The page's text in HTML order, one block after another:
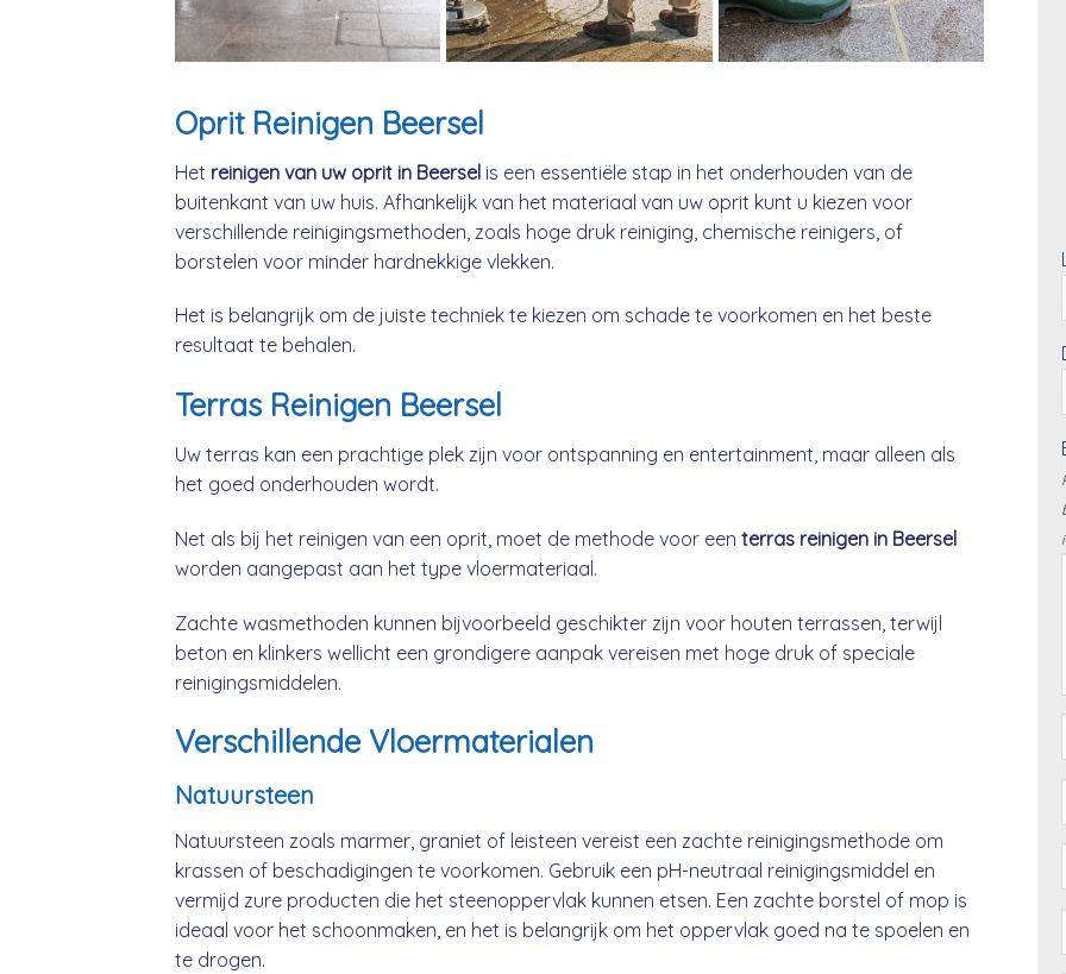
Oprit Reinigen Beersel
Het reinigen van uw oprit in Beersel is een essentiële stap in het onderhouden van de
buitenkant van uw huis. Afhankelijk van het materiaal van uw oprit kunt u kiezen voor
verschillende reinigingsmethoden, zoals hoge druk reiniging, chemische reinigers, of
borstelen voor minder hardnekkige vlekken.
Het is belangrijk om de juiste techniek te kiezen om schade te voorkomen en het beste
resultaat te behalen.
Terras Reinigen Beersel
Uw terras kan een prachtige plek zijn voor ontspanning en entertainment, maar alleen als
het goed onderhouden wordt.
Net als bij het reinigen van een oprit, moet de methode voor een terras reinigen in Beersel
worden aangepast aan het type vloermateriaal.
Zachte wasmethoden kunnen bijvoorbeeld geschikter zijn voor houten terrassen, terwijl
beton en klinkers wellicht een grondigere aanpak vereisen met hoge druk of speciale
reinigingsmiddelen.
Verschillende Vloermaterialen
Natuursteen
Natuursteen zoals marmer, graniet of leisteen vereist een zachte reinigingsmethode om
krassen of beschadigingen te voorkomen. Gebruik een pH-neutraal reinigingsmiddel en
vermijd zure producten die het steenoppervlak kunnen etsen. Een zachte borstel of mop is
ideaal voor het schoonmaken, en het is belangrijk om het oppervlak goed na te spoelen en
te drogen.